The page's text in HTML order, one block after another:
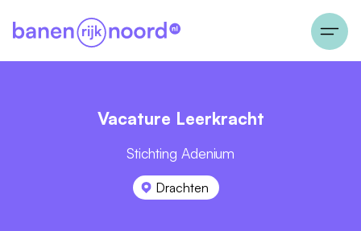
Vacature Leerkracht
Stichting Adenium
Drachten